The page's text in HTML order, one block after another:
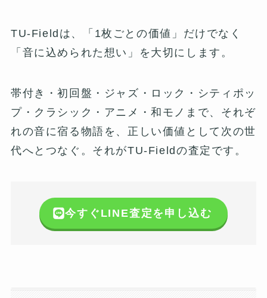
TU-Fieldは、「1枚ごとの価値」だけでなく
「音に込められた想い」を大切にします。
帯付き・初回盤・ジャズ・ロック・シティポッ
プ・クラシック・アニメ・和モノまで、それぞ
れの音に宿る物語を、正しい価値として次の世
代へとつなぐ。それがTU-Fieldの査定です。
今すぐLINE査定を申し込む